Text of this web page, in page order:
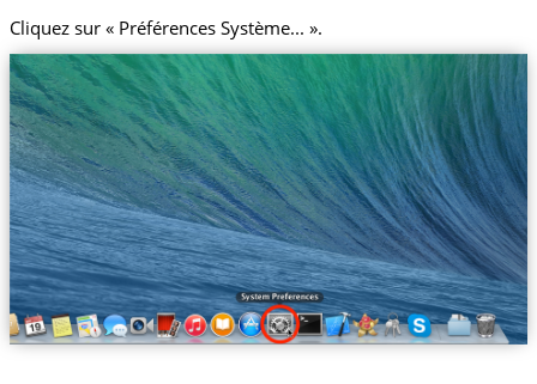
Cliquez sur « Préférences Système... ».